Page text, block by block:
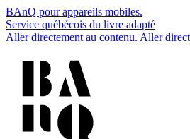
BAnQ pour appareils mobiles.
Service québécois du livre adapté
Aller directement au contenu. Aller